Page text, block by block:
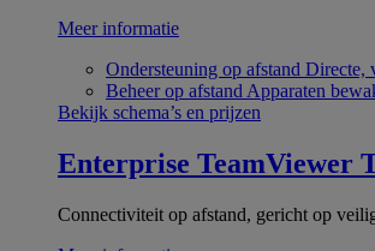
Meer informatie
Ondersteuning op afstand Directe,
Beheer op afstand Apparaten
Bekijk schema’s en prijzen
Enterprise TeamViewer
Connectiviteit op afstand, gericht op